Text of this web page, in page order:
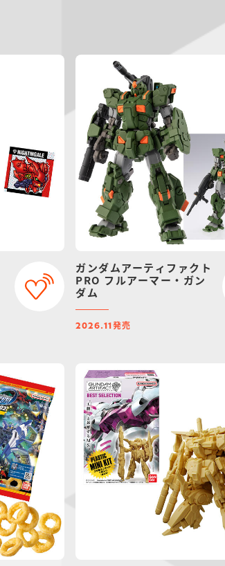
ガンダムアーティファクト
PRO フルアーマー・ガン
ダム
2026.11 発売